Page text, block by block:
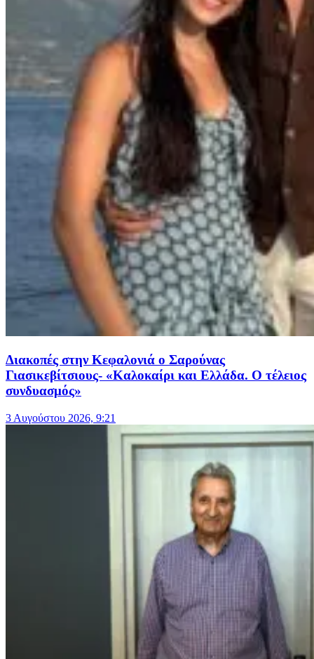
Διακοπές στην Κεφαλονιά ο Σαρούνας
Γιασικεβίτσιους- «Καλοκαίρι και Ελλάδα. Ο τέλειος
συνδυασμός»
3 Αυγούστου 2026, 9:21